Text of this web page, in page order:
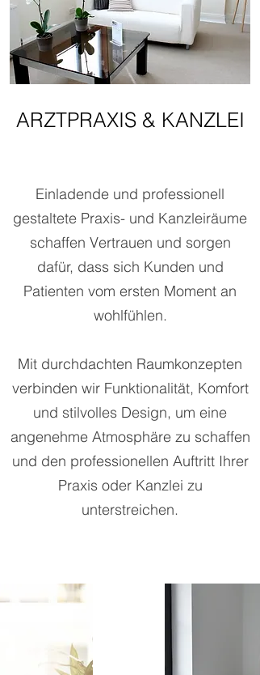
ARZTPRAXIS & KANZLEI
Einladende und professionell
gestaltete Praxis- und Kanzleiräume
schaffen Vertrauen und sorgen
dafür, dass sich Kunden und
Patienten vom ersten Moment an
wohlfühlen.
Mit durchdachten Raumkonzepten
verbinden wir Funktionalität, Komfort
und stilvolles Design, um eine
angenehme Atmosphäre zu schaffen
und den professionellen Auftritt Ihrer
Praxis oder Kanzlei zu
unterstreichen.